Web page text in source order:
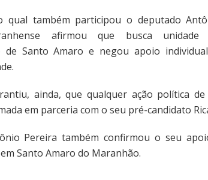
qual também participou o deputado
afirmou que busca
de Santo Amaro e negou apoio
ainda, que qualquer ação política
em parceria com o seu pré-candidato
Pereira também confirmou o seu
Santo Amaro do Maranhão.